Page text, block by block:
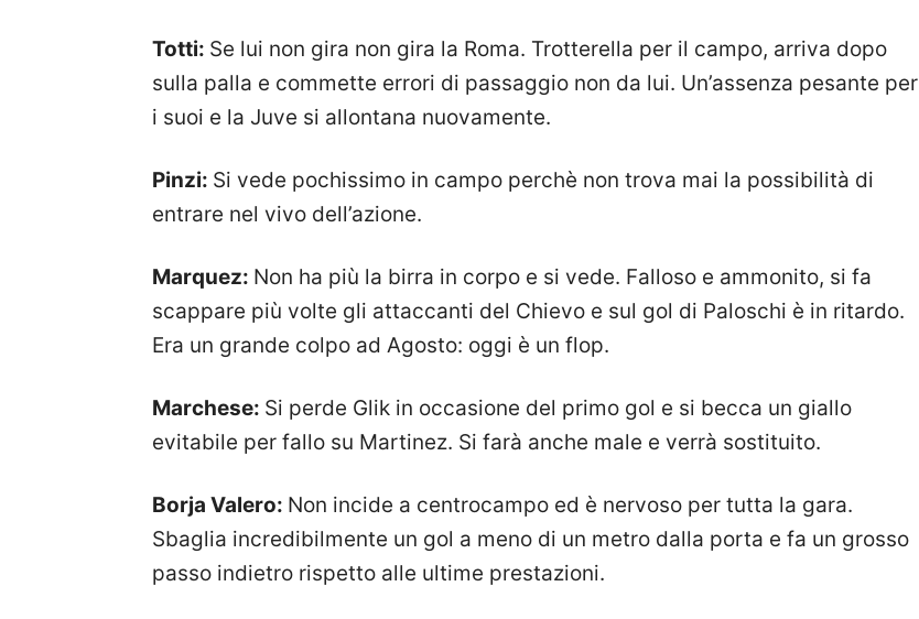
Totti: Se lui non gira non gira la Roma. Trotterella per il campo, arriva dopo
sulla palla e commette errori di passaggio non da lui. Un’assenza pesante per
i suoi e la Juve si allontana nuovamente.
Pinzi: Si vede pochissimo in campo perchè non trova mai la possibilità di
entrare nel vivo dell’azione.
Marquez: Non ha più la birra in corpo e si vede. Falloso e ammonito, si fa
scappare più volte gli attaccanti del Chievo e sul gol di Paloschi è in ritardo.
Era un grande colpo ad Agosto: oggi è un flop.
Marchese: Si perde Glik in occasione del primo gol e si becca un giallo
evitabile per fallo su Martinez. Si farà anche male e verrà sostituito.
Borja Valero: Non incide a centrocampo ed è nervoso per tutta la gara.
Sbaglia incredibilmente un gol a meno di un metro dalla porta e fa un grosso
passo indietro rispetto alle ultime prestazioni.